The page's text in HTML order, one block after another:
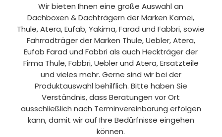
Wir bieten Ihnen eine große Auswahl an
Dachboxen & Dachträgern der Marken Kamei,
Thule, Atera, Eufab, Yakima, Farad und Fabbri, sowie
Fahrradträger der Marken Thule, Uebler, Atera,
Eufab Farad und Fabbri als auch Heckträger der
Firma Thule, Fabbri, Uebler und Atera, Ersatzteile
und vieles mehr. Gerne sind wir bei der
Produktauswahl behilflich. Bitte haben Sie
Verständnis, dass Beratungen vor Ort
ausschließlich nach Terminvereinbarung erfolgen
kann, damit wir auf Ihre Bedürfnisse eingehen
können.